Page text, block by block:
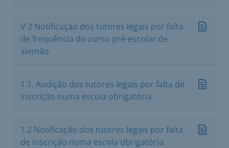
V 2 Notificação dos tutores legais por falta
de frequência do curso pré-escolar de
alemão
1.1. Audição dos tutores legais por falta de
inscrição numa escola obrigatória
1.2 Notificação dos tutores legais por falta
de inscrição numa escola obrigatória